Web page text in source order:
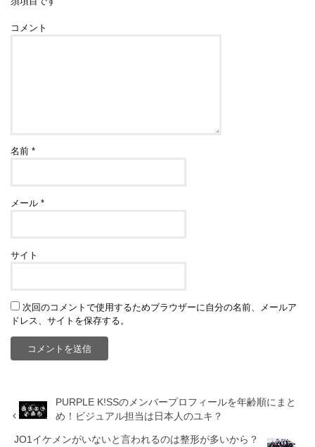
コメント
名前*
メール*
サイト
次回のコメントで使用するためブラウザーに自分の名前、メールア
ドレス、サイトを保存する。
PURPLE K!SSのメンバープロフィールを年齢順にまと
め！ビジュアル担当は日本人のユキ？
JO1イケメンがいないと言われるのは整形が多いから？